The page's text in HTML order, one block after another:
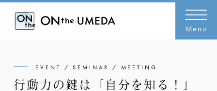
Menu
EVENT / SEMINAR / MEETING
行動力の鍵は「自分を知る！」